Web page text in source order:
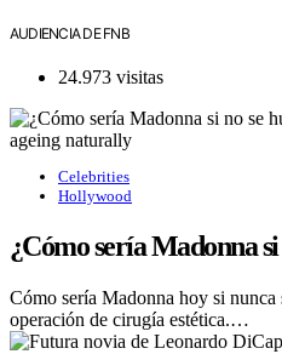
AUDIENCIA DE FNB
24.973 visitas
Celebrities
Hollywood
¿Cómo sería Madonna
Cómo sería Madonna hoy si nunca
operación de cirugía estética.…